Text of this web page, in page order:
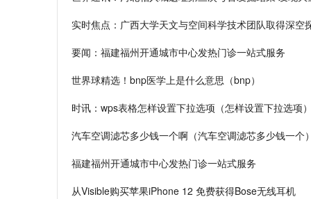
实时焦点：广西大学天文与空间科学技术团队取得深空
要闻：福建福州开通城市中心发热门诊一站式服务
世界球精选！bnp医学上是什么意思（bnp）
时讯：wps表格怎样设置下拉选项（怎样设置下拉选项）
汽车空调滤芯多少钱一个啊（汽车空调滤芯多少钱一个）
福建福州开通城市中心发热门诊一站式服务
从Visible购买苹果iPhone 12 免费获得Bose无线耳机